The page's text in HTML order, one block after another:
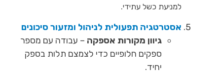
למניעת כשל עתידי.
אסטרטגיה תפעולית לניהול ומזעור סיכונים
גיוון מקורות אספקה – עבודה עם מספר
ספקים חלופיים כדי לצמצם תלות בספק
יחיד.